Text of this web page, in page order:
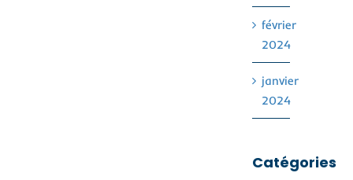
février
2024
janvier
2024
Catégories